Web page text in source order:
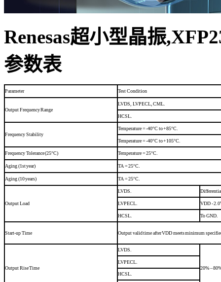
Renesas超小型晶振
参数表
Parameter TestCondition
OutputFrequencyRange
LVDS, LVPECL,CML.
HCSL.
FrequencyStability
Temperature=-40°Cto+85°C.
Temperature=-40°Cto+105°C.
FrequencyTolerance(25°C) Temperature=25°C.
Aging(1styear) TA=25°C.
Aging(10years) TA=25°C.
OutputLoad
LVDS.
LVPECL. VDD-
HCSL. ToGND.
Start-upTime Output valid time after VDD meets minimum
OutputRiseTime
LVDS.
20% –
LVPECL.
HCSL.